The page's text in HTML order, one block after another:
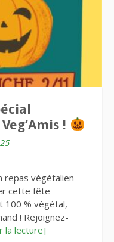
!
repas végétalien
cette fête
100 % végétal,
! Rejoignez-
la lecture]